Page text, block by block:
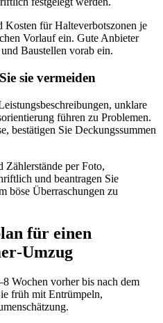
für Halteverbotszonen je
Vorlauf ein. Gute Anbieter
Baustellen vorab ein.
sie vermeiden
unklare
führen zu Problemen.
bestätigen Sie Deckungssummen
Zählerstände per Foto,
und beantragen Sie
böse Überraschungen zu
für einen
Wochen vorher bis nach dem
früh mit Entrümpeln,